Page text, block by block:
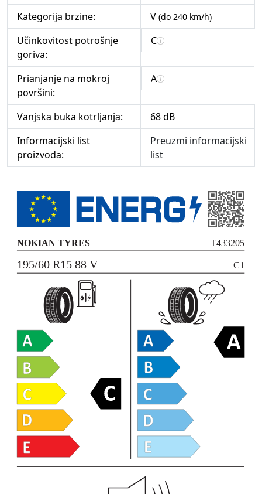
Kategorija brzine: V (do 240 km/h)
Učinkovitost potrošnje
goriva:
C
Prianjanje na mokroj
površini:
A
Vanjska buka kotrljanja:
68 dB
Informacijski list
proizvoda:
Preuzmi informacijski
list